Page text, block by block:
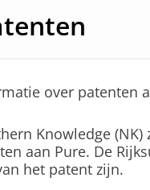
over patenten
Knowledge (NK)
aan Pure. De
het patent zijn.